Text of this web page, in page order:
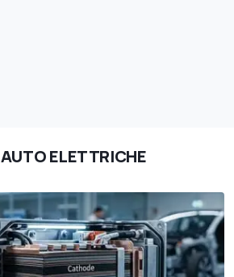
ELETTRICHE